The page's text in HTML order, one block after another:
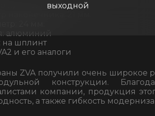
прохода: 16 мм.
21 мм.
24 мм.
алюминий
на шплинт
и его аналоги
ZVA получили очень широкое
конструкции.
компании, продукция
а также гибкость
выходной